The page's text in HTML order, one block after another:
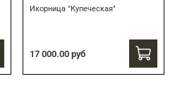
Икорница "Купеческая"
17 000.00 руб